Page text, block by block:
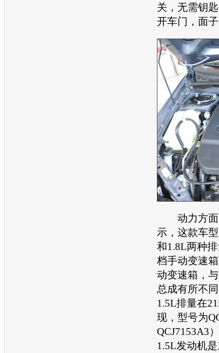
关，无需钥
开车门，面
动力方面
示，这款车
和1.8L两种
档手动变速
动变速箱，
总成有所不
1.5L排量在
现，型号为
QCJ7153A3
1.5L发动机